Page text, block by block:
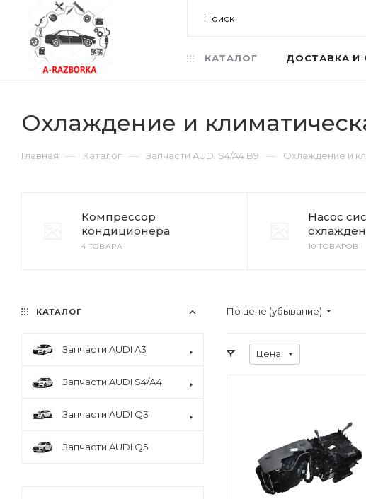
КАТАЛОГ ДОСТАВКА
Охлаждение и
Главная — Каталог — Запчасти AUDI S4/A4 B9 — Охлаждение и
Компрессор
кондиционера
4 ТОВАРА
Насос
10 ТОВАРОВ
По цене (убывание)
Цена
КАТАЛОГ
Запчасти AUDI A3
Запчасти AUDI S4/А4
Запчасти AUDI Q3
Запчасти AUDI Q5